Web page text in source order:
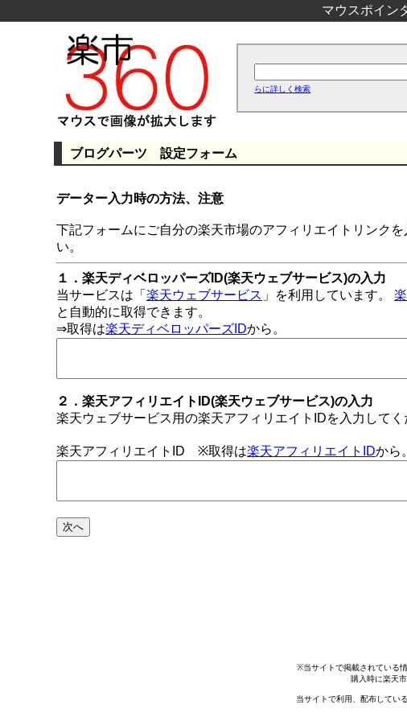
マウスポイン
らに詳しく検索
ブログパーツ 設定フォーム
データー入力時の方法、注意
下記フォームにご自分の楽天市場のアフィリエイトリンク
い。
１．楽天ディベロッパーズID(楽天ウェブサービス)の入力
当サービスは「楽天ウェブサービス 」を利用しています。
と自動的に取得できます。
⇒取得は楽天ディベロッパーズIDから。
２．楽天アフィリエイトID(楽天ウェブサービス)の入力
楽天ウェブサービス用の楽天アフィリエイトIDを入力して
楽天アフィリエイトID ※取得は楽天アフィリエイトIDから。
※当サイトで掲載されている
購入時に楽天
当サイトで利用、配布してい